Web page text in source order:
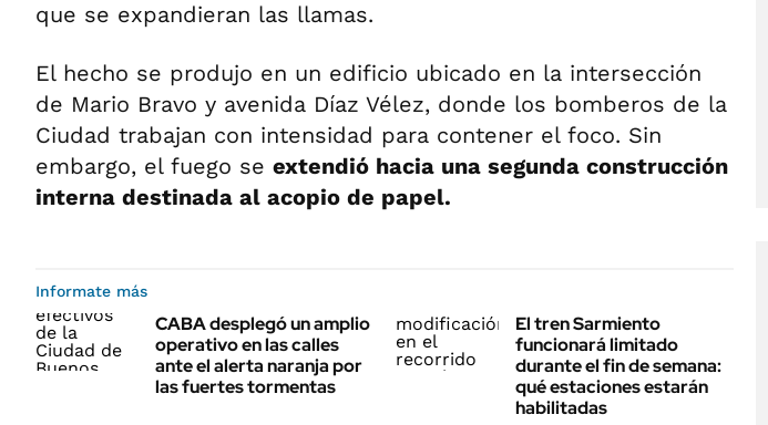
que se expandieran las llamas.
El hecho se produjo en un edificio ubicado en la intersección
de Mario Bravo y avenida Díaz Vélez, donde los bomberos de la
Ciudad trabajan con intensidad para contener el foco. Sin
embargo, el fuego se extendió hacia una segunda construcción
interna destinada al acopio de papel.
Informate más
CABA desplegó un amplio
operativo en las calles
ante el alerta naranja por
las fuertes tormentas
El tren Sarmiento
funcionará limitado
durante el fin de semana:
qué estaciones estarán
habilitadas